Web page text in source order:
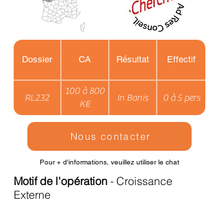
Dossier CA Résultat Effectif
RL232
100 à 800
K€
In Bonis 0 à 5 pers
Nous contacter
Pour + d'informations, veuillez utiliser le chat
Motif de l'opération - Croissance
Externe